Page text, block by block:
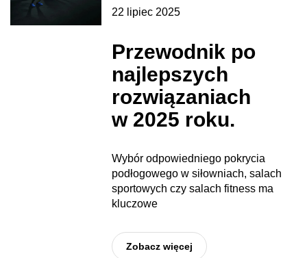
22 lipiec 2025
Przewodnik po
najlepszych
rozwiązaniach
w 2025 roku.
Wybór odpowiedniego pokrycia
podłogowego w siłowniach, salach
sportowych czy salach fitness ma
kluczowe
Zobacz więcej